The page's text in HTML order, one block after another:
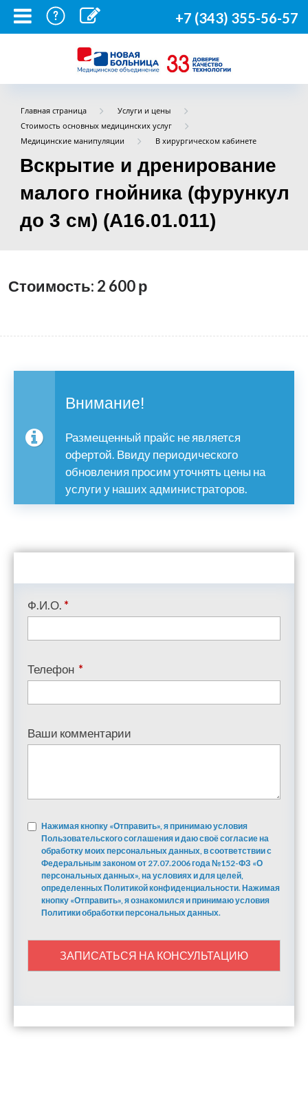
+7 (343) 355-56-57
Главная страница
Услуги и цены
Стоимость основных медицинских услуг
Медицинские манипуляции
В хирургическом кабинете
Вскрытие и дренирование
малого гнойника (фурункул
до 3 см) (A16.01.011)
Стоимость: 2 600р
Внимание!
Размещенный прайс не является
офертой. Ввиду периодического
обновления просим уточнять цены на
услуги у наших администраторов.
Ф.И.О. *
Телефон *
Ваши комментарии
Нажимая кнопку «Отправить», я принимаю условия
Пользовательского соглашения и даю своё согласие на
обработку моих персональных данных, в соответствии с
Федеральным законом от 27.07.2006 года №152-ФЗ «О
персональных данных», на условиях и для целей,
определенных Политикой конфиденциальности. Нажимая
кнопку «Отправить», я ознакомился и принимаю условия
Политики обработки персональных данных.
ЗАПИСАТЬСЯ НА КОНСУЛЬТАЦИЮ